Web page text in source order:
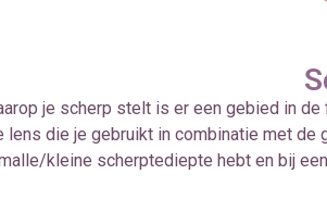
je scherp stelt is er een gebied in
lens die je gebruikt in combinatie met
kleine scherptediepte hebt en bij